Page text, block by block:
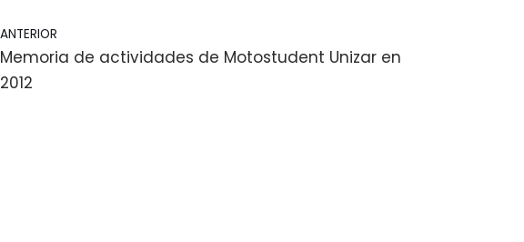
ANTERIOR
Memoria de actividades de Motostudent Unizar en
2012